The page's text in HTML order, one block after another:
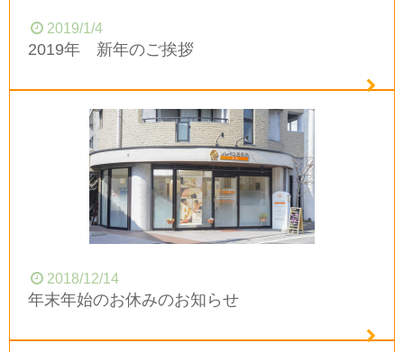
2019/1/4
2019年 新年のご挨拶
2018/12/14
年末年始のお休みのお知らせ